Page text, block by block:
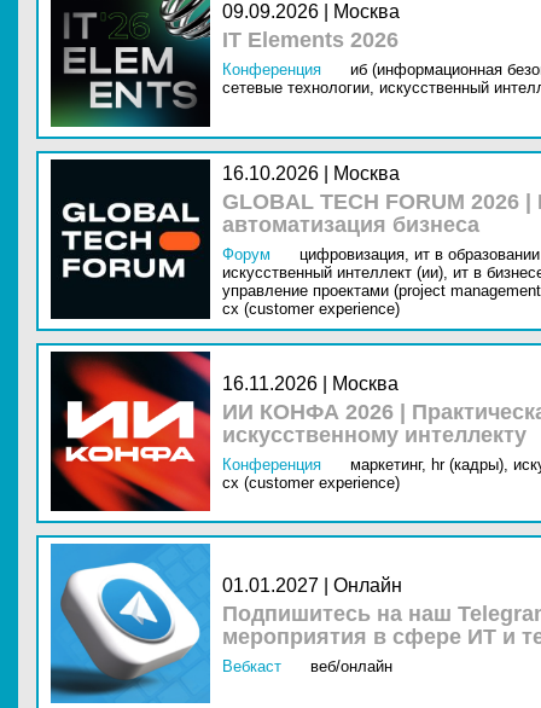
09.09.2026 | Москва
IT Elements 2026
Конференция
иб (информационная
сетевые технологии, искусственный
16.10.2026 | Москва
GLOBAL TECH FORUM
автоматизация бизнеса
Форум цифровизация, ит в
искусственный интеллект (ии), ит в
управление проектами (project
cx (customer experience)
16.11.2026 | Москва
ИИ КОНФА 2026 |
искусственному интеллекту
Конференция маркетинг, hr (кадры),
cx (customer experience)
01.01.2027 | Онлайн
Подпишитесь на наш
мероприятия в сфере ИТ и
Вебкаст веб/онлайн